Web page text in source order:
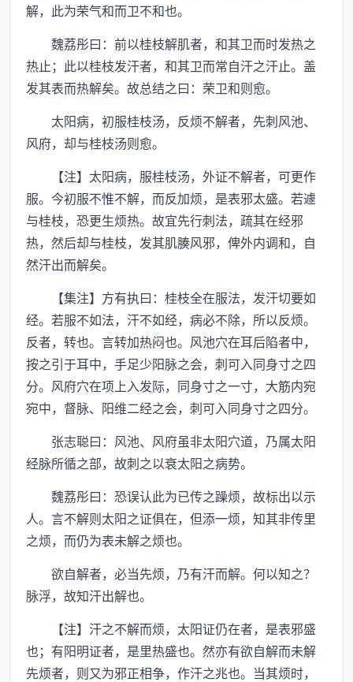
解，此为荣气和而卫不和也。
魏荔彤曰：前以桂枝解肌者，和其卫而时发热之
热止；此以桂枝发汗者，和其卫而常自汗之汗止。盖
发其表而热解矣。故总结之曰：荣卫和则愈。
太阳病，初服桂枝汤，反烦不解者，先刺风池、
风府，却与桂枝汤则愈。
【注】太阳病，服桂枝汤，外证不解者，可更作
服。今初服不惟不解，而反加烦，是表邪太盛。若遽
与桂枝，恐更生烦热。故宜先行刺法，疏其在经邪
热，然后却与桂枝，发其肌腠风邪，俾外内调和，自
然汗出而解矣。
【集注】方有执曰：桂枝全在服法，发汗切要如
经。若服不如法，汗不如经，病必不除，所以反烦。
反者，转也。言转加热闷也。风池穴在耳后陷者中，
按之引于耳中，手足少阳脉之会，刺可入同身寸之四
分。风府穴在项上入发际，同身寸之一寸，大筋内宛
宛中，督脉、阳维二经之会，刺可入同身寸之四分。
张志聪曰：风池、风府虽非太阳穴道，乃属太阳
经脉所循之部，故刺之以衰太阳之病势。
魏荔彤曰：恐误认此为已传之躁烦，故标出以示
人。言不解则太阳之证俱在，但添一烦，知其非传里
之烦，而仍为表未解之烦也。
欲自解者，必当先烦，乃有汗而解。何以知之？
脉浮，故知汗出解也。
【注】汗之不解而烦，太阳证仍在者，是表邪盛
也；有阳明证者，是里热盛也。然亦有欲自解而未解
先烦者，则又为邪正相争，作汗之兆也。当其烦时，